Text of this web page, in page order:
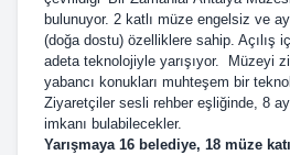
bulunuyor. 2 katlı müze engelsiz ve
(doğa dostu) özelliklere sahip. Açılış
adeta teknolojiyle yarışıyor. Müzeyi
yabancı konukları muhteşem bir
Ziyaretçiler sesli rehber eşliğinde, 8
imkanı bulabilecekler.
Yarışmaya 16 belediye, 18 müze